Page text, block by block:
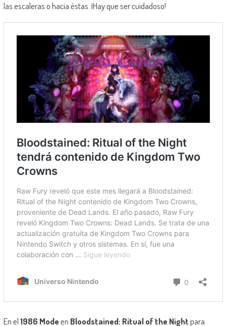
las escaleras o hacia éstas. ¡Hay que ser cuidadoso!
En el1986 Modeen Bloodstained: Ritual of the Nightpara